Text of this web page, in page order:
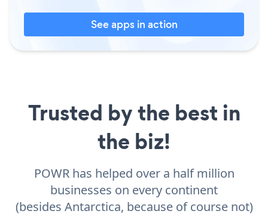
See apps in action
Trusted by the best in
the biz!
POWR has helped over a half million
businesses on every continent
(besides Antarctica, because of course not)